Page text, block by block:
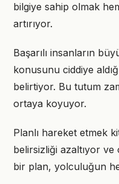
bilgiye sahip olmak
artırıyor.
Başarılı insanların
konusunu ciddiye
belirtiyor. Bu tutum
ortaya koyuyor.
Planlı hareket etmek
belirsizliği azaltıyor ve
bir plan, yolculuğun